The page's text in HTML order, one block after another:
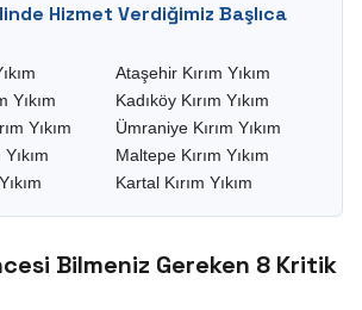
Hizmet Verdiğimiz Başlıca
Yıkım
Yıkım
Ataşehir Kırım Yıkım
Kadıköy Kırım Yıkım
Ümraniye Kırım Yıkım
Maltepe Kırım Yıkım
Kartal Kırım Yıkım
Bilmeniz Gereken 8 Kritik